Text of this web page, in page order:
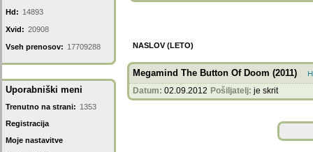
Hd: 14893
Xvid: 20908
Vseh prenosov: 17709288
Uporabniški meni
Trenutno na strani: 1353
Registracija
Moje nastavitve
NASLOV (LETO)
Megamind The Button Of Doom (2011)
Datum: 02.09.2012 Pošiljatelj: je skrit